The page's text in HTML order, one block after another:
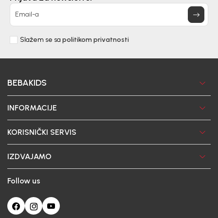
Email-a
Slažem se sa politikom privatnosti
BEBAKIDS
INFORMACIJE
KORISNIČKI SERVIS
IZDVAJAMO
Follow us